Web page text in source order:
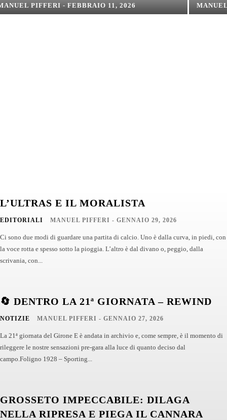
PIFFERI - FEBBRAIO 11, 2026
L’ULTRAS E IL MORALISTA
EDITORIALI MANUEL PIFFERI - GENNAIO 29, 2026
Ci sono due modi di guardare una partita di calcio. Uno è dalla curva, in piedi, con
la voce rotta e spesso sotto la pioggia. L’altro è dal divano o, peggio, dalla
scrivania, con...
🔄 DENTRO LA 21ª GIORNATA – REWIND
NOTIZIE MANUEL PIFFERI - GENNAIO 27, 2026
La 21ª giornata del Girone E è andata in archivio e, come sempre, è il momento di
rileggere le nostre sensazioni pre-gara alla luce di quanto deciso dal
campo.Foligno 1928 – Sporting...
GROSSETO IMPECCABILE: DILAGA
NELLA RIPRESA E PIEGA IL CANNARA